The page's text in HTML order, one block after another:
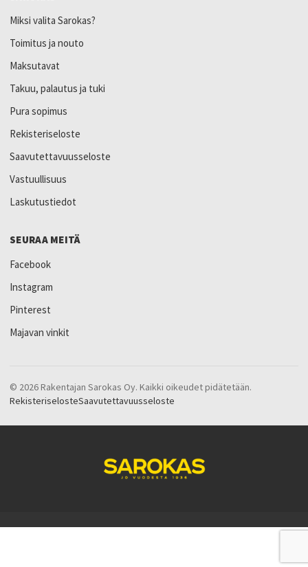
Miksi valita Sarokas?
Toimitus ja nouto
Maksutavat
Takuu, palautus ja tuki
Pura sopimus
Rekisteriseloste
Saavutettavuusseloste
Vastuullisuus
Laskutustiedot
SEURAA MEITÄ
Facebook
Instagram
Pinterest
Majavan vinkit
© 2026 Rakentajan Sarokas Oy. Kaikki oikeudet pidätetään.
RekisteriselosteSaavutettavuusseloste